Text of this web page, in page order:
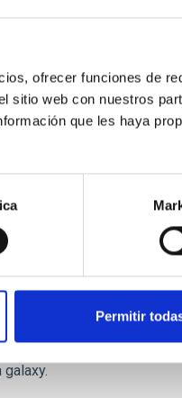
ofrecer funciones de
sitio web con nuestros
que les haya
Permitir
distance
could be
its